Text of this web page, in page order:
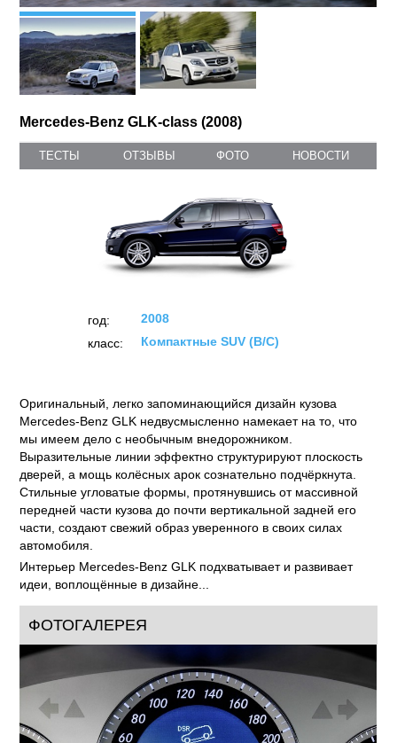
Mercedes-Benz GLK-class (2008)
ТЕСТЫ ОТЗЫВЫ ФОТО НОВОСТИ
год:
2008
класс:
Компактные SUV (B/C)
Оригинальный, легко запоминающийся дизайн кузова
Mercedes-Benz GLK недвусмысленно намекает на то, что
мы имеем дело с необычным внедорожником.
Выразительные линии эффектно структурируют плоскость
дверей, а мощь колёсных арок сознательно подчёркнута.
Стильные угловатые формы, протянувшись от массивной
передней части кузова до почти вертикальной задней его
части, создают свежий образ уверенного в своих силах
автомобиля.
Интерьер Mercedes-Benz GLK подхватывает и развивает
идеи, воплощённые в дизайне...
ФОТОГАЛЕРЕЯ